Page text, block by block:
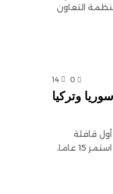
التعاون
0
14
وتركيا
قافلة
ترانزيت بين سوريا وتركيا، وذلك بعد توقف استمر 15 عاما،